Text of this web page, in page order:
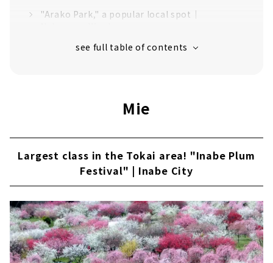
"Arako Park," a popular local spot｜
"Oagata Shrine Baien Plum Festival'' that
Festival" | Tempaku ward
plum orchards in Higashi Mikawa, Mukaiyama
Ryokuchi | Toyohashi
Number one in Aichi Prefecture! "Souri-ike
"Hirashiba Park Plum Festival''｜Toyota City
Park in nature "Akatsukayama Park Plum
Festival''|Toyokawa City
Mie
Largest class in the Tokai area! "Inabe Plum
Festival" | Inabe City